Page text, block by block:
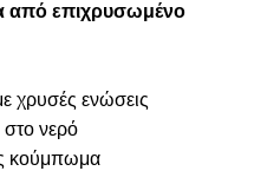
από επιχρυσωμένο
χρυσές ενώσεις
νερό
κούμπωμα